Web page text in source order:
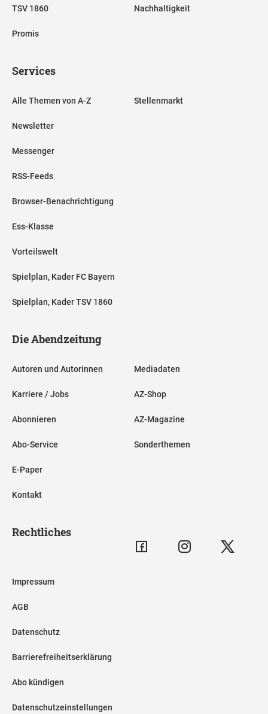
TSV 1860
Promis
Nachhaltigkeit
Services
Alle Themen von A-Z
Newsletter
Messenger
RSS-Feeds
Browser-Benachrichtigung
Ess-Klasse
Vorteilswelt
Spielplan, Kader FC Bayern
Spielplan, Kader TSV 1860
Stellenmarkt
Die Abendzeitung
Autoren und Autorinnen
Karriere / Jobs
Abonnieren
Abo-Service
E-Paper
Kontakt
Mediadaten
AZ-Shop
AZ-Magazine
Sonderthemen
Rechtliches
Impressum
AGB
Datenschutz
Barrierefreiheitserklärung
Abo kündigen
Datenschutzeinstellungen